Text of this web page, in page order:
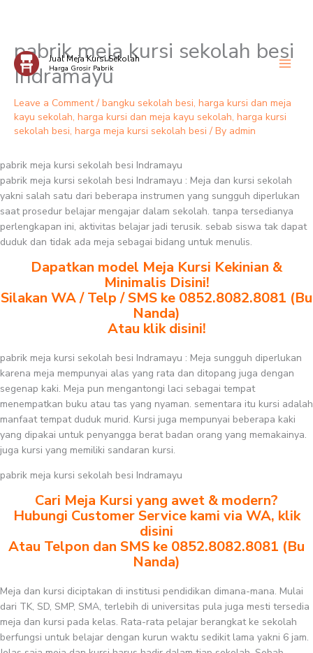
Skip
content
Jual Meja Kursi Sekolah
Harga Grosir Pabrik
pabrik meja kursi sekolah besi
Indramayu
Leave a Comment / bangku sekolah besi, harga kursi dan meja
kayu sekolah, harga kursi dan meja kayu sekolah, harga kursi
sekolah besi, harga meja kursi sekolah besi / By admin
pabrik meja kursi sekolah besi Indramayu
pabrik meja kursi sekolah besi Indramayu : Meja dan kursi sekolah
yakni salah satu dari beberapa instrumen yang sungguh diperlukan
saat prosedur belajar mengajar dalam sekolah. tanpa tersedianya
perlengkapan ini, aktivitas belajar jadi terusik. sebab siswa tak dapat
duduk dan tidak ada meja sebagai bidang untuk menulis.
Dapatkan model Meja Kursi Kekinian &
Minimalis Disini!
Silakan WA / Telp / SMS ke 0852.8082.8081 (Bu
Nanda)
Atau klik disini!
pabrik meja kursi sekolah besi Indramayu : Meja sungguh diperlukan
karena meja mempunyai alas yang rata dan ditopang juga dengan
segenap kaki. Meja pun mengantongi laci sebagai tempat
menempatkan buku atau tas yang nyaman. sementara itu kursi adalah
manfaat tempat duduk murid. Kursi juga mempunyai beberapa kaki
yang dipakai untuk penyangga berat badan orang yang memakainya.
juga kursi yang memiliki sandaran kursi.
pabrik meja kursi sekolah besi Indramayu
Cari Meja Kursi yang awet & modern?
Hubungi Customer Service kami via WA, klik
disini
Atau Telpon dan SMS ke 0852.8082.8081 (Bu
Nanda)
Meja dan kursi diciptakan di institusi pendidikan dimana-mana. Mulai
dari TK, SD, SMP, SMA, terlebih di universitas pula juga mesti tersedia
meja dan kursi pada kelas. Rata-rata pelajar berangkat ke sekolah
berfungsi untuk belajar dengan kurun waktu sedikit lama yakni 6 jam.